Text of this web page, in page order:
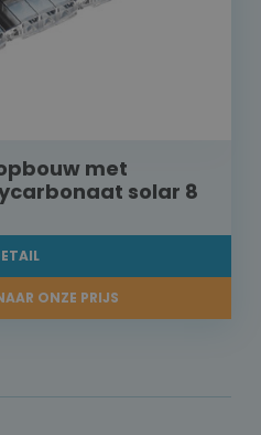
met
solar 8
ONZE PRIJS